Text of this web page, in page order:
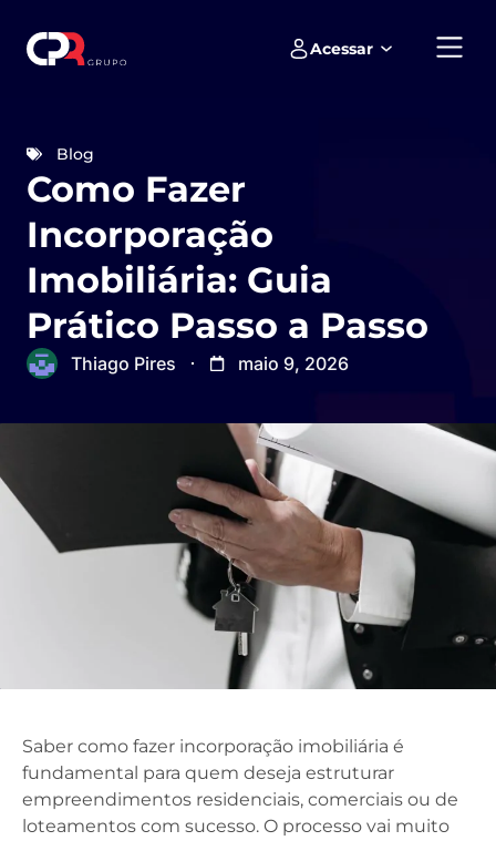
Acessar
Blog
Como Fazer
Incorporação
Imobiliária: Guia
Prático Passo a Passo
Thiago Pires maio 9, 2026
Saber como fazer incorporação imobiliária é
fundamental para quem deseja estruturar
empreendimentos residenciais, comerciais ou de
loteamentos com sucesso. O processo vai muito